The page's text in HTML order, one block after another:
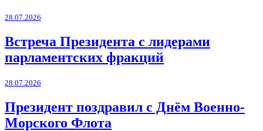
28.07.2026
Встреча Президента с лидерами
парламентских фракций
28.07.2026
Президент поздравил с Днём Военно-
Морского Флота